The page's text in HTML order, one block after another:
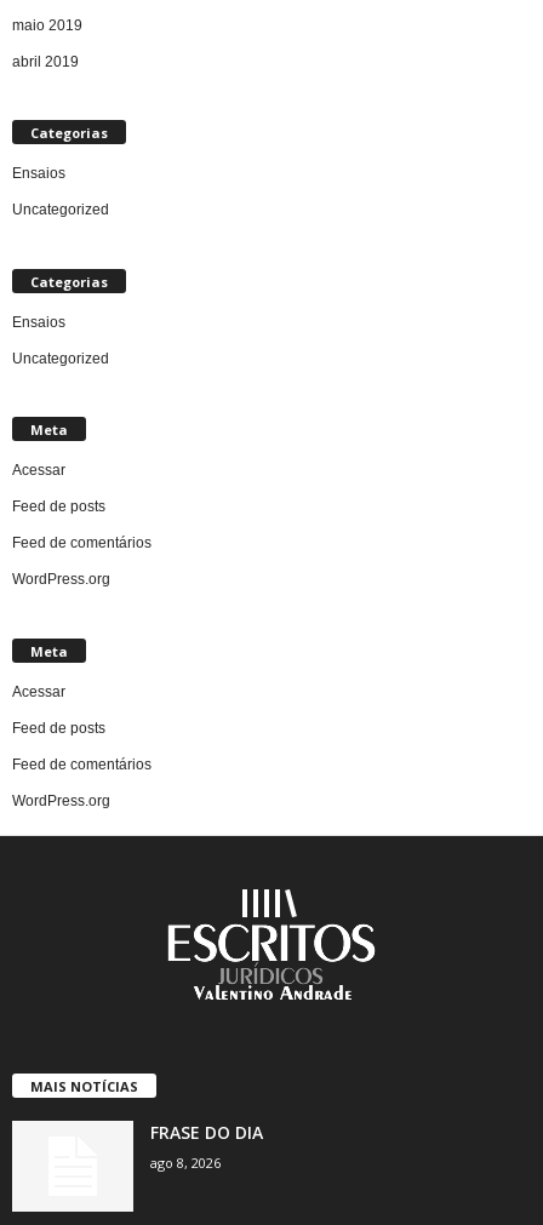
maio 2019
abril 2019
Categorias
Ensaios
Uncategorized
Categorias
Ensaios
Uncategorized
Meta
Acessar
Feed de posts
Feed de comentários
WordPress.org
Meta
Acessar
Feed de posts
Feed de comentários
WordPress.org
MAIS NOTÍCIAS
FRASE DO DIA
ago 8, 2026